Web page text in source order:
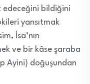
edeceğini bildiğini
yansıtmak
İsa’nın
ve bir kâse şaraba
Ayini) doğuşundan